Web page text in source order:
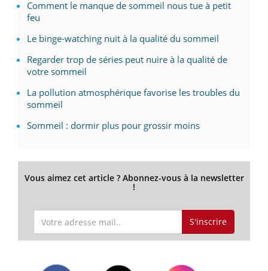
Comment le manque de sommeil nous tue à petit
feu
Le binge-watching nuit à la qualité du sommeil
Regarder trop de séries peut nuire à la qualité de
votre sommeil
La pollution atmosphérique favorise les troubles du
sommeil
Sommeil : dormir plus pour grossir moins
Vous aimez cet article ? Abonnez-vous à la newsletter
!
S'inscrire